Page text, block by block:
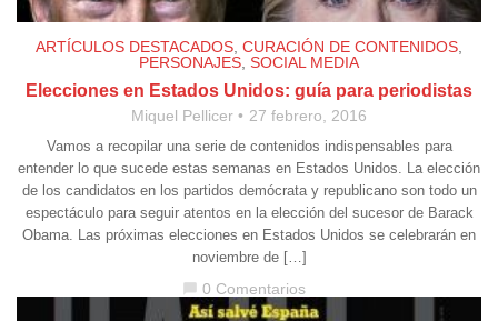
ARTÍCULOS DESTACADOS CURACIÓN DE CONTENIDOS
PERSONAJES SOCIAL MEDIA
Elecciones en Estados Unidos: guía para periodistas
Miquel Pellicer 27 febrero, 2016
Vamos a recopilar una serie de contenidos indispensables para
entender lo que sucede estas semanas en Estados Unidos. La elección
de los candidatos en los partidos demócrata y republicano son todo un
espectáculo para seguir atentos en la elección del sucesor de Barack
Obama. Las próximas elecciones en Estados Unidos se celebrarán en
noviembre de […]
0 Comentarios